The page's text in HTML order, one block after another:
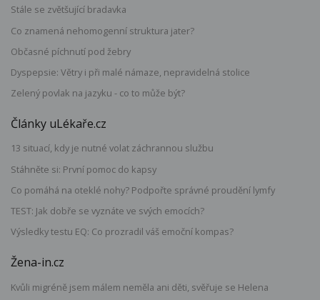
Stále se zvětšující bradavka
Co znamená nehomogenní struktura jater?
Občasné píchnutí pod žebry
Dyspepsie: Větry i při malé námaze, nepravidelná stolice
Zelený povlak na jazyku - co to může být?
Články uLékaře.cz
13 situací, kdy je nutné volat záchrannou službu
Stáhněte si: První pomoc do kapsy
Co pomáhá na oteklé nohy? Podpořte správné proudění lymfy
TEST: Jak dobře se vyznáte ve svých emocích?
Výsledky testu EQ: Co prozradil váš emoční kompas?
Žena-in.cz
Kvůli migréně jsem málem neměla ani děti, svěřuje se Helena